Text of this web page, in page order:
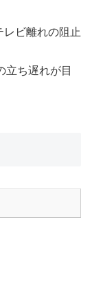
ビ離れの阻止
立ち遅れが目